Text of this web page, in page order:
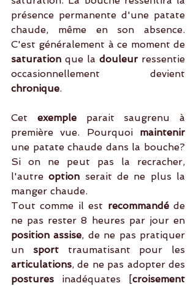
présence permanente d'une patate
chaude, même en son absence.
saturation que la douleur ressentie
chronique.
Cet exemple parait saugrenu à
première vue. Pourquoi maintenir
une patate chaude dans la bouche?
Si on ne peut pas la recracher,
l'autre option serait de ne plus la
manger chaude.
Tout comme il est recommandé de
position assise, de ne pas pratiquer
un sport
articulations
postures inadéquates [croisement